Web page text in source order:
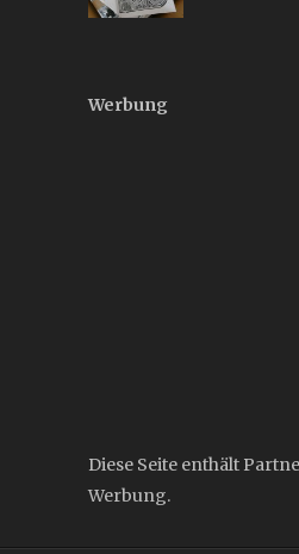
Werbung
Diese Seite enthält
Werbung.